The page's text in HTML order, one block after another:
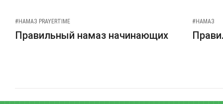
#НАМАЗ PRAYERTIME
Правильный намаз начинающих
#НАМАЗ